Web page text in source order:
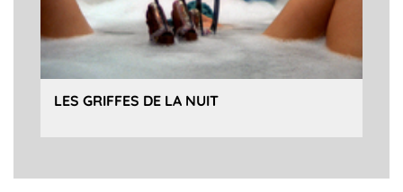
LES GRIFFES DE LA NUIT